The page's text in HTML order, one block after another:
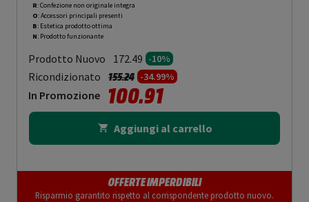
R: Confezione non originale integra
O: Accessori principali presenti
B: Estetica prodotto ottima
N: Prodotto funzionante
Prodotto Nuovo 172.49 -10%
Ricondizionato Prezzo ridotto da
155.24a-34.99%
In Promozione 100.91
Aggiungi al carrello
OFFERTE IMPERDIBILI
Risparmio garantito rispetto al corrispondente prodotto nuovo.